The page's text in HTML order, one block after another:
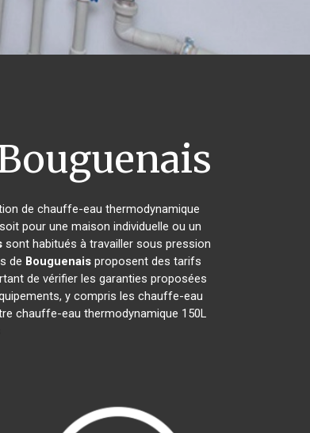
de chauffe-eau thermodynamique
pour une maison individuelle ou un
sont habitués à travailler sous pression
de Bouguenaisproposent des tarifs
de vérifier les garanties proposées
y compris les chauffe-eau
chauffe-eau thermodynamique 150L